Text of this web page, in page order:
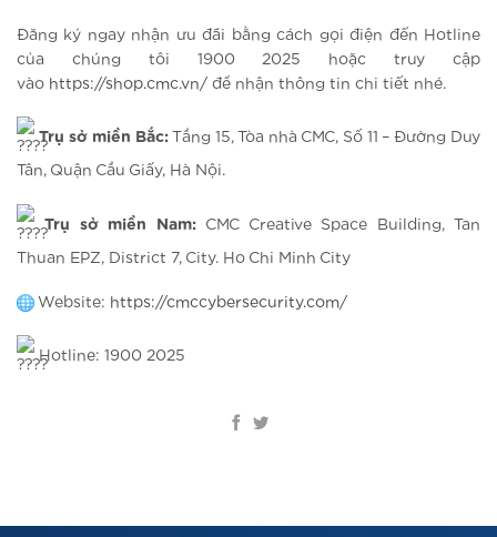
Đăng ký ngay nhận ưu đãi bằng cách gọi điện đến Hotline
của chúng tôi 1900 2025 hoặc truy cập
vào https://shop.cmc.vn/ để nhận thông tin chi tiết nhé.
Trụ sở miền Bắc: Tầng 15, Tòa nhà CMC, Số 11 – Đường Duy
Tân, Quận Cầu Giấy, Hà Nội.
Trụ sở miền Nam: CMC Creative Space Building, Tan
Thuan EPZ, District 7, City. Ho Chi Minh City
Website: https://cmccybersecurity.com/
Hotline: 1900 2025